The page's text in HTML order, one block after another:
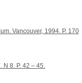
Vancouver, 1994. P. 170
N 8. P. 42 – 45.